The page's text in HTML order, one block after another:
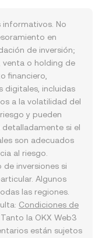
informativos. No
en
de inversión;
o holding de
financiero,
digitales, incluidas
a la volatilidad del
y pueden
si el
son adecuados
al riesgo.
de inversiones si
Algunos
las regiones.
Condiciones de
. Tanto la OKX Web3
están sujetos